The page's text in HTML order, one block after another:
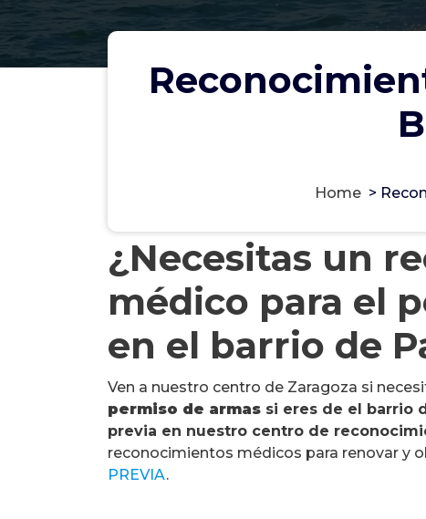
Home >
¿Necesitas un
médico para el
en el barrio de
Ven a nuestro centro de Zaragoza si
permiso de armas si eres de el barrio
previa en nuestro centro de
reconocimientos médicos para renovar y
PREVIA.